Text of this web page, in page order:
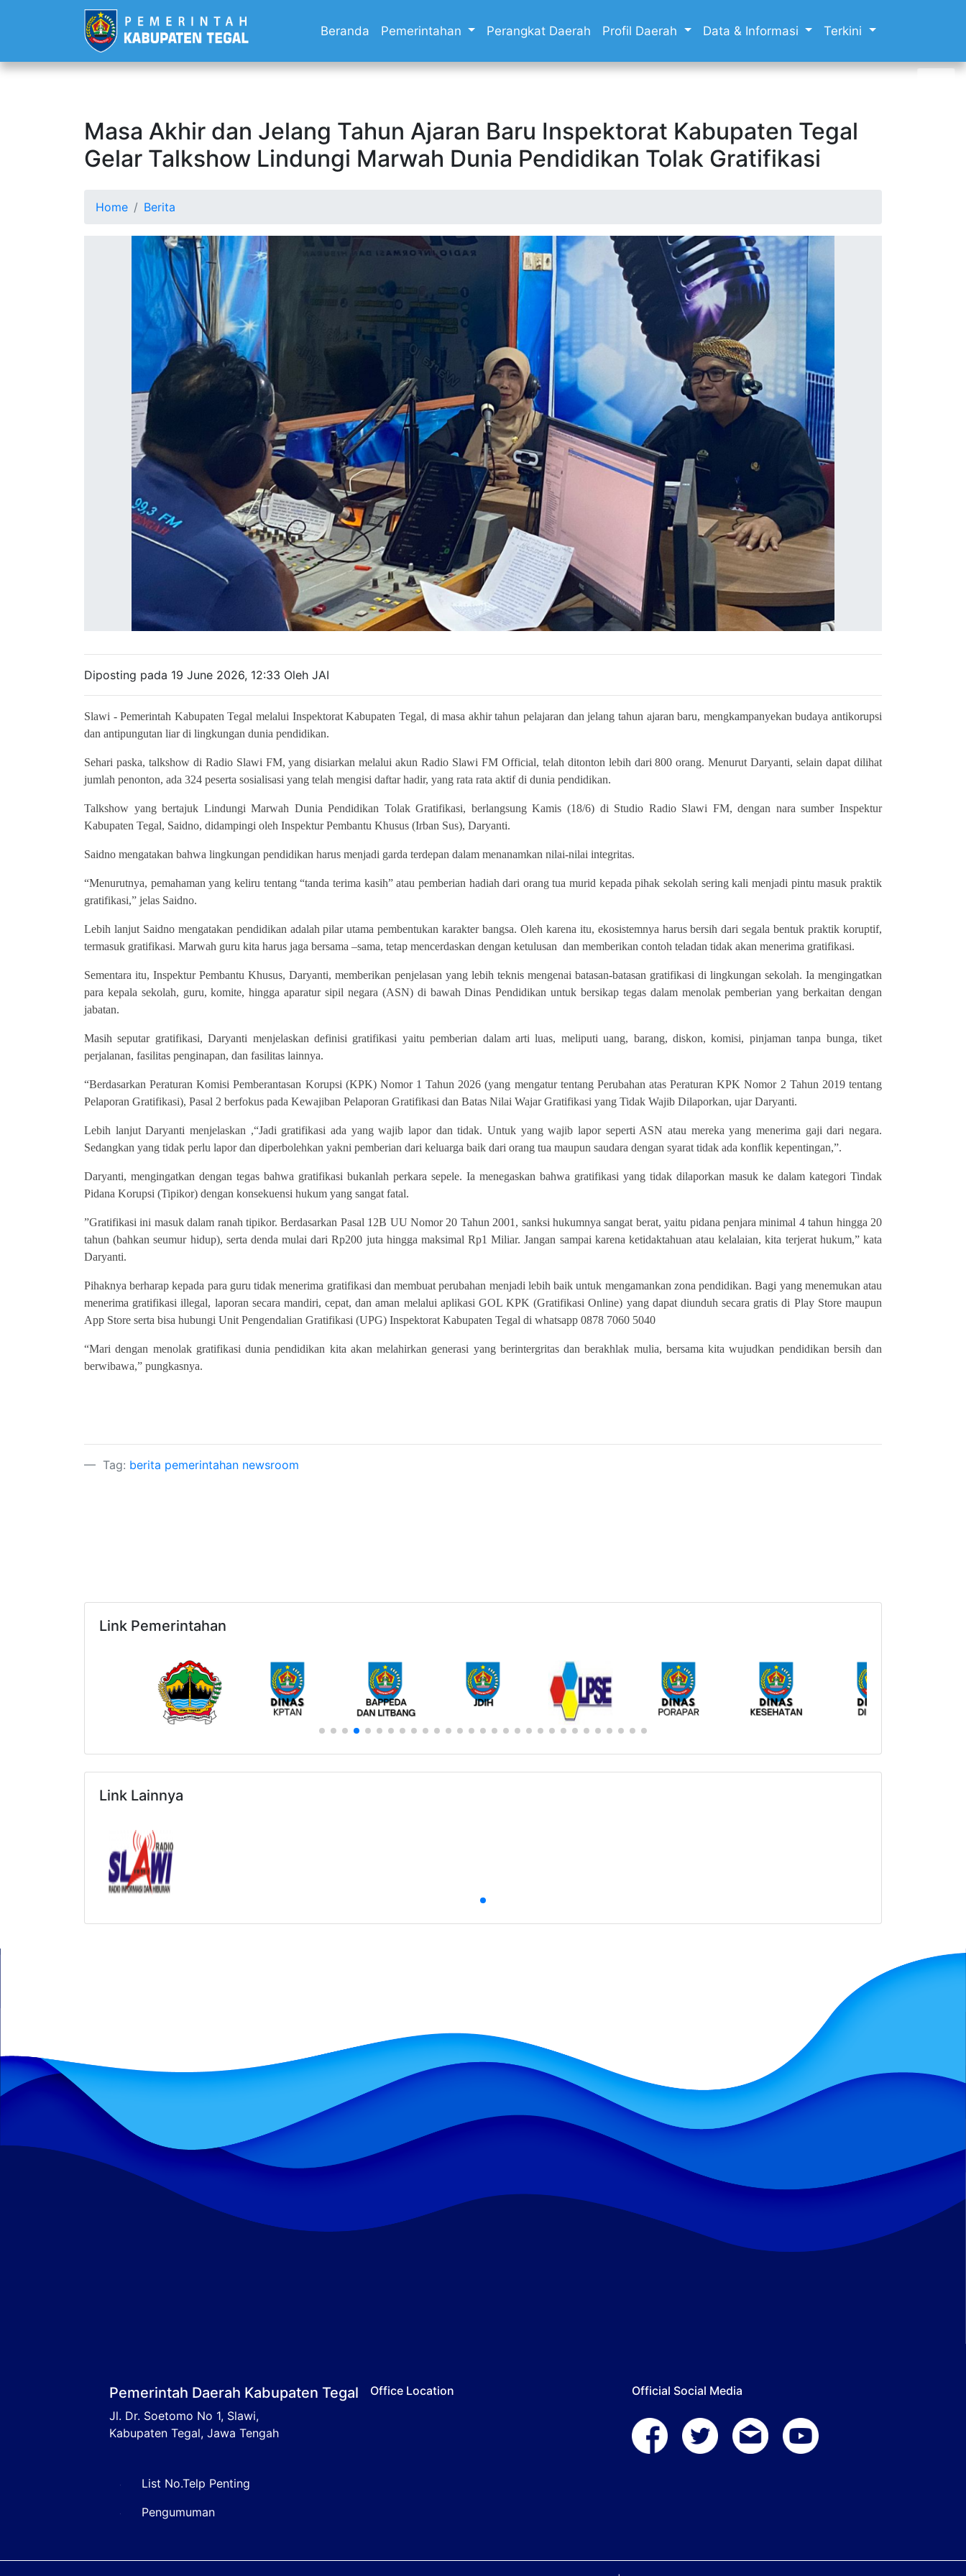
Beranda Pemerintahan Perangkat Daerah Profil Daerah Data & Informasi Terkini
Masa Akhir dan Jelang Tahun Ajaran Baru Inspektorat Kabupaten Tegal
Gelar Talkshow Lindungi Marwah Dunia Pendidikan Tolak Gratifikasi
Home Berita
Diposting pada 19 June 2026, 12:33 Oleh JAI
Slawi - Pemerintah Kabupaten Tegal melalui Inspektorat Kabupaten Tegal, di masa akhir tahun pelajaran dan jelang tahun ajaran baru, mengkampanyekan budaya antikorupsi
dan antipungutan liar di lingkungan dunia pendidikan.
Sehari paska, talkshow di Radio Slawi FM, yang disiarkan melalui akun Radio Slawi FM Official, telah ditonton lebih dari 800 orang. Menurut Daryanti, selain dapat dilihat
jumlah penonton, ada 324 peserta sosialisasi yang telah mengisi daftar hadir, yang rata rata aktif di dunia pendidikan.
Talkshow yang bertajuk Lindungi Marwah Dunia Pendidikan Tolak Gratifikasi, berlangsung Kamis (18/6) di Studio Radio Slawi FM, dengan nara sumber Inspektur
Kabupaten Tegal, Saidno, didampingi oleh Inspektur Pembantu Khusus (Irban Sus), Daryanti.
Saidno mengatakan bahwa lingkungan pendidikan harus menjadi garda terdepan dalam menanamkan nilai-nilai integritas.
“Menurutnya, pemahaman yang keliru tentang “tanda terima kasih” atau pemberian hadiah dari orang tua murid kepada pihak sekolah sering kali menjadi pintu masuk praktik
gratifikasi,” jelas Saidno.
Lebih lanjut Saidno mengatakan pendidikan adalah pilar utama pembentukan karakter bangsa. Oleh karena itu, ekosistemnya harus bersih dari segala bentuk praktik koruptif,
termasuk gratifikasi. Marwah guru kita harus jaga bersama –sama, tetap mencerdaskan dengan ketulusan dan memberikan contoh teladan tidak akan menerima gratifikasi.
Sementara itu, Inspektur Pembantu Khusus, Daryanti, memberikan penjelasan yang lebih teknis mengenai batasan-batasan gratifikasi di lingkungan sekolah. Ia mengingatkan
para kepala sekolah, guru, komite, hingga aparatur sipil negara (ASN) di bawah Dinas Pendidikan untuk bersikap tegas dalam menolak pemberian yang berkaitan dengan
jabatan.
Masih seputar gratifikasi, Daryanti menjelaskan definisi gratifikasi yaitu pemberian dalam arti luas, meliputi uang, barang, diskon, komisi, pinjaman tanpa bunga, tiket
perjalanan, fasilitas penginapan, dan fasilitas lainnya.
“Berdasarkan Peraturan Komisi Pemberantasan Korupsi (KPK) Nomor 1 Tahun 2026 (yang mengatur tentang Perubahan atas Peraturan KPK Nomor 2 Tahun 2019 tentang
Pelaporan Gratifikasi), Pasal 2 berfokus pada Kewajiban Pelaporan Gratifikasi dan Batas Nilai Wajar Gratifikasi yang Tidak Wajib Dilaporkan, ujar Daryanti.
Lebih lanjut Daryanti menjelaskan ,“Jadi gratifikasi ada yang wajib lapor dan tidak. Untuk yang wajib lapor seperti ASN atau mereka yang menerima gaji dari negara.
Sedangkan yang tidak perlu lapor dan diperbolehkan yakni pemberian dari keluarga baik dari orang tua maupun saudara dengan syarat tidak ada konflik kepentingan,”.
Daryanti, mengingatkan dengan tegas bahwa gratifikasi bukanlah perkara sepele. Ia menegaskan bahwa gratifikasi yang tidak dilaporkan masuk ke dalam kategori Tindak
Pidana Korupsi (Tipikor) dengan konsekuensi hukum yang sangat fatal.
”Gratifikasi ini masuk dalam ranah tipikor. Berdasarkan Pasal 12B UU Nomor 20 Tahun 2001, sanksi hukumnya sangat berat, yaitu pidana penjara minimal 4 tahun hingga 20
tahun (bahkan seumur hidup), serta denda mulai dari Rp200 juta hingga maksimal Rp1 Miliar. Jangan sampai karena ketidaktahuan atau kelalaian, kita terjerat hukum,” kata
Daryanti.
Pihaknya berharap kepada para guru tidak menerima gratifikasi dan membuat perubahan menjadi lebih baik untuk mengamankan zona pendidikan. Bagi yang menemukan atau
menerima gratifikasi illegal, laporan secara mandiri, cepat, dan aman melalui aplikasi GOL KPK (Gratifikasi Online) yang dapat diunduh secara gratis di Play Store maupun
App Store serta bisa hubungi Unit Pengendalian Gratifikasi (UPG) Inspektorat Kabupaten Tegal di whatsapp 0878 7060 5040
“Mari dengan menolak gratifikasi dunia pendidikan kita akan melahirkan generasi yang berintergritas dan berakhlak mulia, bersama kita wujudkan pendidikan bersih dan
berwibawa,” pungkasnya.
Tag: berita pemerintahan newsroom
Link Pemerintahan
Link Lainnya
Pemerintah Daerah Kabupaten Tegal
Jl. Dr. Soetomo No 1, Slawi,
Kabupaten Tegal, Jawa Tengah
List No.Telp Penting
Pengumuman
Office Location Official Social Media